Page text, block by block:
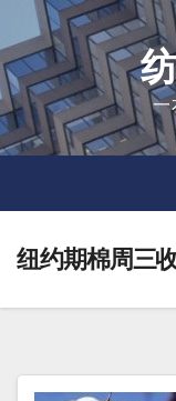
to
content
一
纽约期棉周三